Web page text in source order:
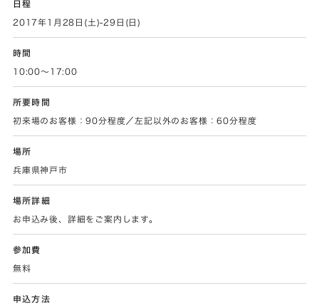
日程
2017年1月28日(土)-29日(日)
時間
10:00～17:00
所要時間
初来場のお客様：90分程度／左記以外のお客様：60分程度
場所
兵庫県神戸市
場所詳細
お申込み後、詳細をご案内します。
参加費
無料
申込方法